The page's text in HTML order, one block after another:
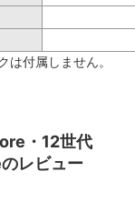
付属しません。
・12世代
レビュー